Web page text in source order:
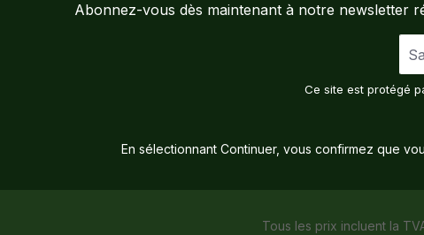
Abonnez-vous dès maintenant à notre newsletter
e-
mail
*
Ce site est protégé
En sélectionnant Continuer, vous confirmez que
Tous les prix incluent la